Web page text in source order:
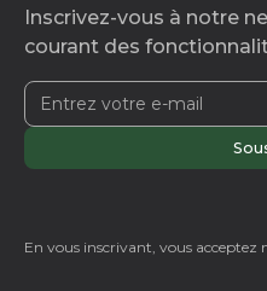
Inscrivez-vous à notre
courant des
En vous inscrivant, vous acceptez